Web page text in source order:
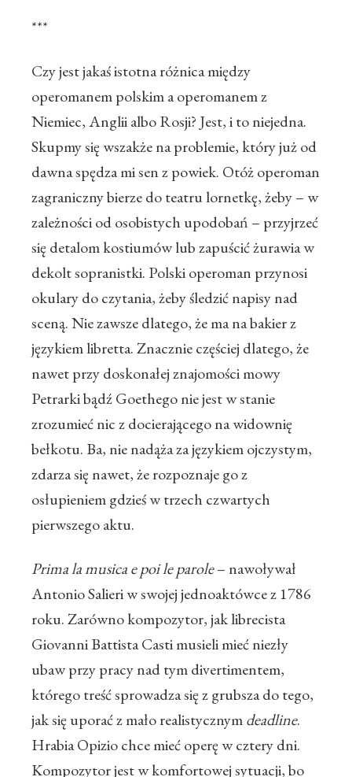
***
Czy jest jakaś istotna różnica między
operomanem polskim a operomanem z
Niemiec, Anglii albo Rosji? Jest, i to niejedna.
Skupmy się wszakże na problemie, który już od
dawna spędza mi sen z powiek. Otóż operoman
zagraniczny bierze do teatru lornetkę, żeby – w
zależności od osobistych upodobań – przyjrzeć
się detalom kostiumów lub zapuścić żurawia w
dekolt sopranistki. Polski operoman przynosi
okulary do czytania, żeby śledzić napisy nad
sceną. Nie zawsze dlatego, że ma na bakier z
językiem libretta. Znacznie częściej dlatego, że
nawet przy doskonałej znajomości mowy
Petrarki bądź Goethego nie jest w stanie
zrozumieć nic z docierającego na widownię
bełkotu. Ba, nie nadąża za językiem ojczystym,
zdarza się nawet, że rozpoznaje go z
osłupieniem gdzieś w trzech czwartych
pierwszego aktu.
Prima la musica e poi le parole– nawoływał
Antonio Salieri w swojej jednoaktówce z 1786
roku. Zarówno kompozytor, jak librecista
Giovanni Battista Casti musieli mieć niezły
ubaw przy pracy nad tym divertimentem,
którego treść sprowadza się z grubsza do tego,
jak się uporać z mało realistycznymdeadline.
Hrabia Opizio chce mieć operę w cztery dni.
Kompozytor jest w komfortowej sytuacji, bo